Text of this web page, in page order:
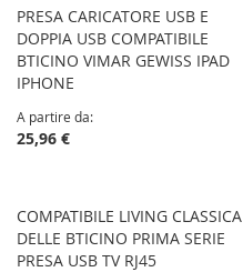
PRESA CARICATORE USB E
DOPPIA USB COMPATIBILE
BTICINO VIMAR GEWISS IPAD
IPHONE
A partire da
25,96 €
COMPATIBILE LIVING CLASSICA
DELLE BTICINO PRIMA SERIE
PRESA USB TV RJ45